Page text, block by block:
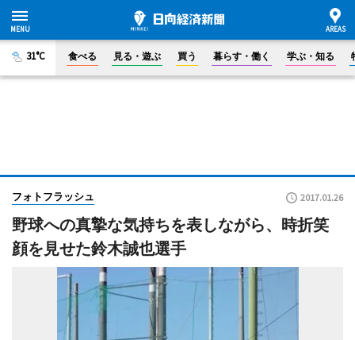
31°C 食べる 見る・遊ぶ 買う 暮らす・働く 学ぶ・知る
フォトフラッシュ 2017.01.26
野球への真摯な気持ちを表しながら、時折笑
顔を見せた鈴木誠也選手